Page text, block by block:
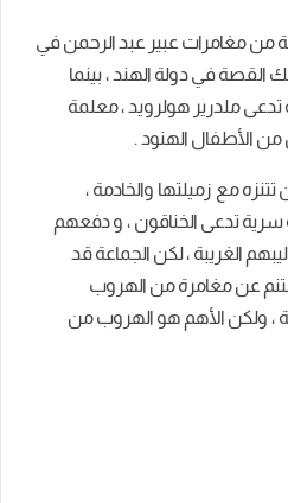
من مغامرات عبير عبد الرحمن في
القصة في دولة الهند ، بينما
ملدرير هولرويد ، معلمة
من الأطفال الهنود .
مع زميلتها والخادمة ،
تدعى الخناقون ، و دفعهم
الغريبة ، لكن الجماعة قد
عن مغامرة من الهروب
، ولكن الأهم هو الهروب من